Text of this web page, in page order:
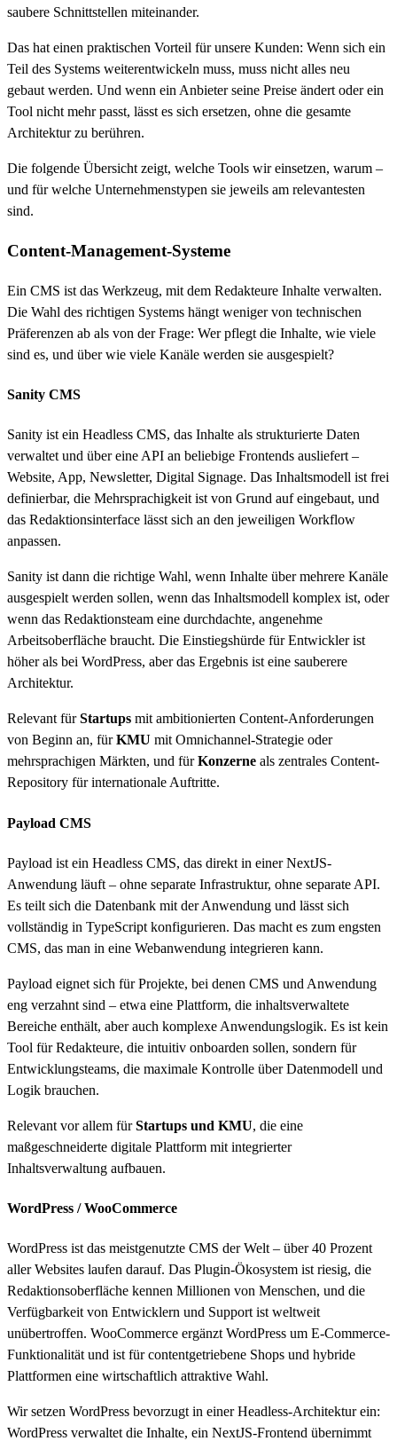
saubere Schnittstellen miteinander.
Das hat einen praktischen Vorteil für unsere Kunden: Wenn sich ein
Teil des Systems weiterentwickeln muss, muss nicht alles neu
gebaut werden. Und wenn ein Anbieter seine Preise ändert oder ein
Tool nicht mehr passt, lässt es sich ersetzen, ohne die gesamte
Architektur zu berühren.
Die folgende Übersicht zeigt, welche Tools wir einsetzen, warum –
und für welche Unternehmenstypen sie jeweils am relevantesten
sind.
Content-Management-Systeme
Ein CMS ist das Werkzeug, mit dem Redakteure Inhalte verwalten.
Die Wahl des richtigen Systems hängt weniger von technischen
Präferenzen ab als von der Frage: Wer pflegt die Inhalte, wie viele
sind es, und über wie viele Kanäle werden sie ausgespielt?
Sanity CMS
Sanity ist ein Headless CMS, das Inhalte als strukturierte Daten
verwaltet und über eine API an beliebige Frontends ausliefert –
Website, App, Newsletter, Digital Signage. Das Inhaltsmodell ist frei
definierbar, die Mehrsprachigkeit ist von Grund auf eingebaut, und
das Redaktionsinterface lässt sich an den jeweiligen Workflow
anpassen.
Sanity ist dann die richtige Wahl, wenn Inhalte über mehrere Kanäle
ausgespielt werden sollen, wenn das Inhaltsmodell komplex ist, oder
wenn das Redaktionsteam eine durchdachte, angenehme
Arbeitsoberfläche braucht. Die Einstiegshürde für Entwickler ist
höher als bei WordPress, aber das Ergebnis ist eine sauberere
Architektur.
Relevant fürStartups mit ambitionierten Content-Anforderungen
von Beginn an, fürKMU mit Omnichannel-Strategie oder
mehrsprachigen Märkten, und fürKonzerne als zentrales Content-
Repository für internationale Auftritte.
Payload CMS
Payload ist ein Headless CMS, das direkt in einer NextJS-
Anwendung läuft – ohne separate Infrastruktur, ohne separate API.
Es teilt sich die Datenbank mit der Anwendung und lässt sich
vollständig in TypeScript konfigurieren. Das macht es zum engsten
CMS, das man in eine Webanwendung integrieren kann.
Payload eignet sich für Projekte, bei denen CMS und Anwendung
eng verzahnt sind – etwa eine Plattform, die inhaltsverwaltete
Bereiche enthält, aber auch komplexe Anwendungslogik. Es ist kein
Tool für Redakteure, die intuitiv onboarden sollen, sondern für
Entwicklungsteams, die maximale Kontrolle über Datenmodell und
Logik brauchen.
Relevant vor allem fürStartups und KMU, die eine
maßgeschneiderte digitale Plattform mit integrierter
Inhaltsverwaltung aufbauen.
WordPress / WooCommerce
WordPress ist das meistgenutzte CMS der Welt – über 40 Prozent
aller Websites laufen darauf. Das Plugin-Ökosystem ist riesig, die
Redaktionsoberfläche kennen Millionen von Menschen, und die
Verfügbarkeit von Entwicklern und Support ist weltweit
unübertroffen. WooCommerce ergänzt WordPress um E-Commerce-
Funktionalität und ist für contentgetriebene Shops und hybride
Plattformen eine wirtschaftlich attraktive Wahl.
Wir setzen WordPress bevorzugt in einer Headless-Architektur ein:
WordPress verwaltet die Inhalte, ein NextJS-Frontend übernimmt